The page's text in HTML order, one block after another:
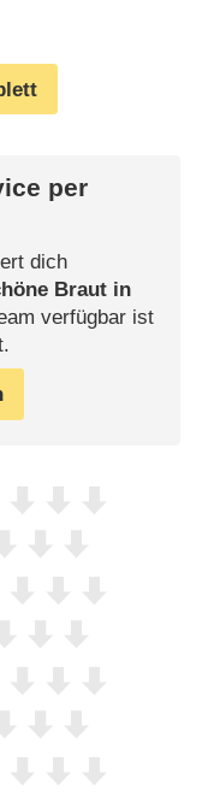
per
dich
Braut in
verfügbar ist